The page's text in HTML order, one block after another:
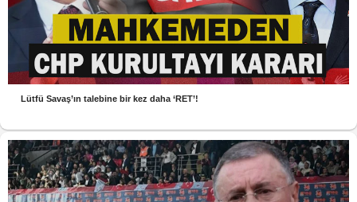
Lütfü Savaş’ın talebine bir kez daha ‘RET’!